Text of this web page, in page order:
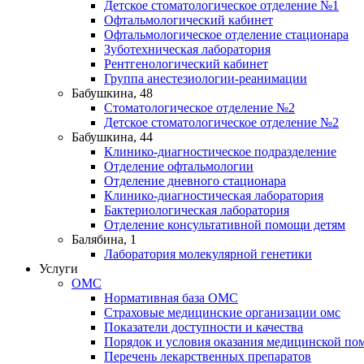
Детское стоматологическое отделение №1
Офтальмологический кабинет
Офтальмологическое отделение стационара
Зуботехническая лаборатория
Рентгенологический кабинет
Группа анестезиологии-реанимации
Бабушкина, 48
Стоматологическое отделение №2
Детское стоматологическое отделение №2
Бабушкина, 44
Клинико-диагностическое подразделение
Отделение офтальмологии
Отделение дневного стационара
Клинико-диагностическая лаборатория
Бактериологическая лаборатория
Отделение консультативной помощи детям
Балябина, 1
Лаборатория молекулярной генетики
Услуги
ОМС
Нормативная база ОМС
Страховые медицинские организации омс
Показатели доступности и качества
Порядок и условия оказания медицинской
Перечень лекарственных препаратов